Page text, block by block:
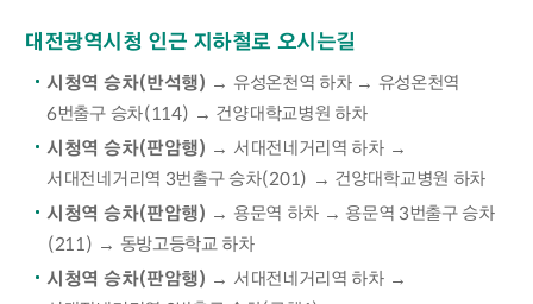
대전광역시청 인근 지하철로 오시는길
시청역 승차(반석행) → 유성온천역 하차 → 유성온천역
6번출구 승차(114) → 건양대학교병원 하차
시청역 승차(판암행) → 서대전네거리역 하차 →
서대전네거리역 3번출구 승차(201) → 건양대학교병원 하차
시청역 승차(판암행) → 용문역 하차 → 용문역 3번출구 승차
(211) → 동방고등학교 하차
시청역 승차(판암행) → 서대전네거리역 하차 →